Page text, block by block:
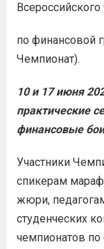
по финансовой
Чемпионат).
10 и 17 июня
практические
финансовые
Участники
спикерам
жюри,
студенческих
чемпионатов по